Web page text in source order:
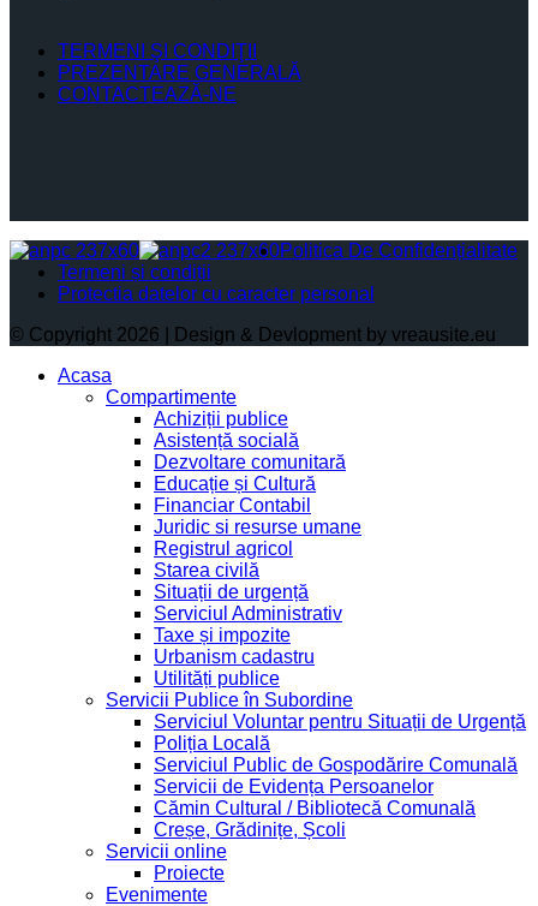
TERMENI ŞI CONDIŢII
PREZENTARE GENERALĂ
CONTACTEAZĂ-NE
Politica De Confidențialitate
Termeni și condiții
Protectia datelor cu caracter personal
© Copyright 2026 | Design & Devlopment by vreausite.eu
Acasa
Compartimente
Achiziții publice
Asistență socială
Dezvoltare comunitară
Educație și Cultură
Financiar Contabil
Juridic si resurse umane
Registrul agricol
Starea civilă
Situații de urgență
Serviciul Administrativ
Taxe și impozite
Urbanism cadastru
Utilități publice
Servicii Publice în Subordine
Serviciul Voluntar pentru Situații de Urgență
Poliția Locală
Serviciul Public de Gospodărire Comunală
Servicii de Evidența Persoanelor
Cămin Cultural / Bibliotecă Comunală
Creșe, Grădinițe, Școli
Servicii online
Proiecte
Evenimente